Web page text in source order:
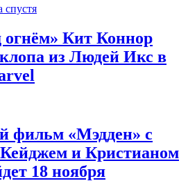
спустя
огнём» Кит Коннор
из Людей Икс в
фильм «Мэдден» с
и Кристианом
18 ноября